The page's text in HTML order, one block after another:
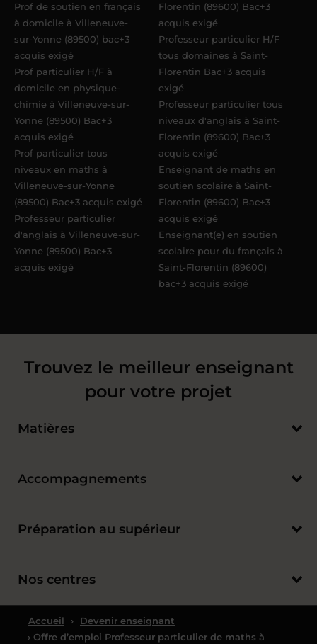
Prof de soutien en français
à domicile à Villeneuve-
sur-Yonne (89500) bac+3
acquis exigé
Prof particulier H/F à
domicile en physique-
chimie à Villeneuve-sur-
Yonne (89500) Bac+3
acquis exigé
Prof particulier tous
niveaux en maths à
Villeneuve-sur-Yonne
(89500) Bac+3 acquis exigé
Professeur particulier
d'anglais à Villeneuve-sur-
Yonne (89500) Bac+3
acquis exigé
Florentin (89600) Bac+3
acquis exigé
Professeur particulier H/F
tous domaines à Saint-
Florentin Bac+3 acquis
exigé
Professeur particulier tous
niveaux d'anglais à Saint-
Florentin (89600) Bac+3
acquis exigé
Enseignant de maths en
soutien scolaire à Saint-
Florentin (89600) Bac+3
acquis exigé
Enseignant(e) en soutien
scolaire pour du français à
Saint-Florentin (89600)
bac+3 acquis exigé
Trouvez le meilleur enseignant
pour votre projet
Matières
Accompagnements
Préparation au supérieur
Nos centres
Accueil ›
Devenir enseignant
› Offre d’emploi Professeur particulier de maths à